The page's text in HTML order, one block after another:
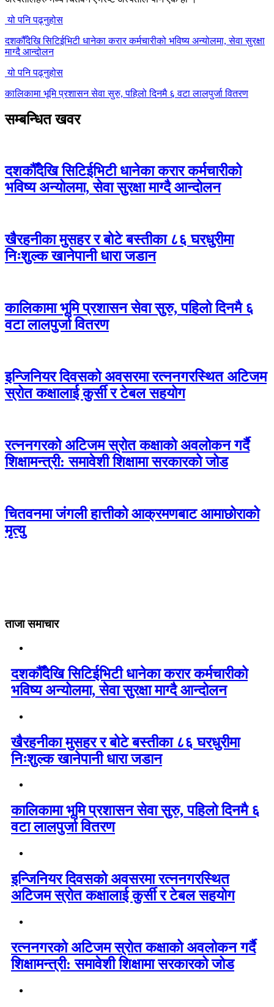
यो पनि पढ्नुहोस
दशकौँदेखि सिटिईभिटी धानेका करार कर्मचारीको भविष्य अन्योलमा, सेवा सुरक्षा
माग्दै आन्दोलन
यो पनि पढ्नुहोस
कालिकामा भूमि प्रशासन सेवा सुरु, पहिलो दिनमै ६ वटा लालपुर्जा वितरण
सम्बन्धित खवर
दशकौँदेखि सिटिईभिटी धानेका करार कर्मचारीको
भविष्य अन्योलमा, सेवा सुरक्षा माग्दै आन्दोलन
खैरहनीका मुसहर र बोटे बस्तीका ८६ घरधुरीमा
निःशुल्क खानेपानी धारा जडान
कालिकामा भूमि प्रशासन सेवा सुरु, पहिलो दिनमै ६
वटा लालपुर्जा वितरण
इन्जिनियर दिवसको अवसरमा रत्ननगरस्थित अटिजम
स्रोत कक्षालाई कुर्सी र टेबल सहयोग
रत्ननगरको अटिजम स्रोत कक्षाको अवलोकन गर्दै
शिक्षामन्त्री: समावेशी शिक्षामा सरकारको जोड
चितवनमा जंगली हात्तीको आक्रमणबाट आमाछोराको
मृत्यु
ताजा समाचार
दशकौँदेखि सिटिईभिटी धानेका करार कर्मचारीको
भविष्य अन्योलमा, सेवा सुरक्षा माग्दै आन्दोलन
खैरहनीका मुसहर र बोटे बस्तीका ८६ घरधुरीमा
निःशुल्क खानेपानी धारा जडान
कालिकामा भूमि प्रशासन सेवा सुरु, पहिलो दिनमै ६
वटा लालपुर्जा वितरण
इन्जिनियर दिवसको अवसरमा रत्ननगरस्थित
अटिजम स्रोत कक्षालाई कुर्सी र टेबल सहयोग
रत्ननगरको अटिजम स्रोत कक्षाको अवलोकन गर्दै
शिक्षामन्त्री: समावेशी शिक्षामा सरकारको जोड